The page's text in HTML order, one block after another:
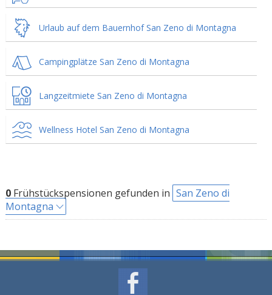
Urlaub auf dem Bauernhof San Zeno di Montagna
Campingplätze San Zeno di Montagna
Langzeitmiete San Zeno di Montagna
Wellness Hotel San Zeno di Montagna
0Frühstückspensionen gefunden in San Zeno di
Montagna